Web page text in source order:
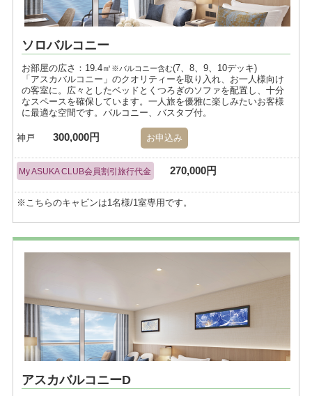
ソロバルコニー
お部屋の広さ：19.4㎡ ※バルコニー含む(7、8、9、10デッキ)
「アスカバルコニー」のクオリティーを取り入れ、お一人様向け
の客室に。広々としたベッドとくつろぎのソファを配置し、十分
なスペースを確保しています。一人旅を優雅に楽しみたいお客様
に最適な空間です。バルコニー、バスタブ付。
神戸 300,000円 お申込み
My ASUKA CLUB会員割引旅行代金 270,000円
※こちらのキャビンは1名様/1室専用です。
アスカバルコニーD